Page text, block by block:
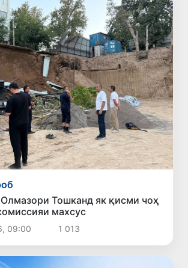
Тошканд як қисми чоҳ
махсус
09:00 1 013